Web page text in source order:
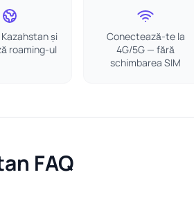
și
roaming-ul
Conectează-te la
4G/5G — fără
schimbarea SIM
FAQ